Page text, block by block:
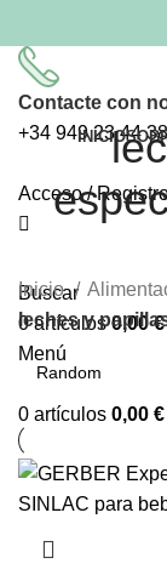
Contacte con
+34 949 23 44 38
Acceso /
Buscar
0artículos 0,00€
Menú
0 artículos 0,00 €
INICIO
Inicio
leches y